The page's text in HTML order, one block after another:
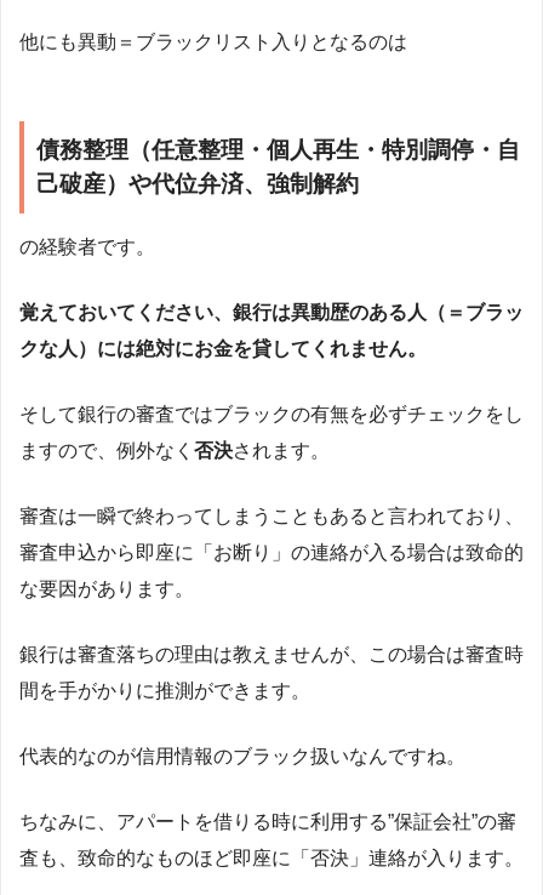
他にも異動＝ブラックリスト入りとなるのは
債務整理（任意整理・個人再生・特別調停・自
己破産）や代位弁済、強制解約
の経験者です。
覚えておいてください、銀行は異動歴のある人（＝ブラッ
クな人）には絶対にお金を貸してくれません。
そして銀行の審査ではブラックの有無を必ずチェックをし
ますので、例外なく 否決されます。
審査は一瞬で終わってしまうこともあると言われており、
審査申込から即座に「お断り」の連絡が入る場合は致命的
な要因があります。
銀行は審査落ちの理由は教えませんが、この場合は審査時
間を手がかりに推測ができます。
代表的なのが信用情報のブラック扱いなんですね。
ちなみに、アパートを借りる時に利用する”保証会社”の審
査も、致命的なものほど即座に「否決」連絡が入ります。